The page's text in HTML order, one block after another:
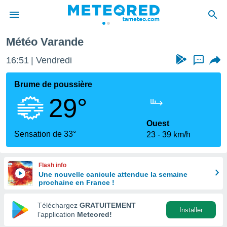
de
en
Météo Varande
16:51 Vendredi ...
Brume de poussière
29°
Sensation de 33°
Ouest
23
39 km/h
Flash info
Une nouvelle canicule attendue la semaine
prochaine en France !
Téléchargez GRATUITEMENT
l’application Meteored!
Installer